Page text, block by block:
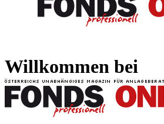
Willkommen bei